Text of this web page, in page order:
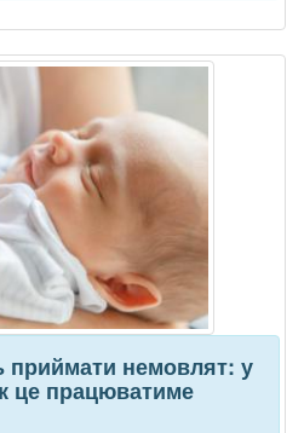
приймати немовлят: у
це працюватиме